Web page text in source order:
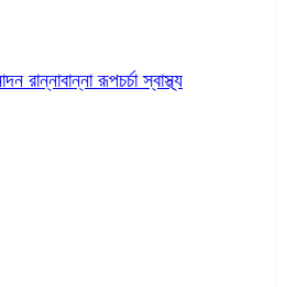
রান্নাবান্নারূপচর্চাস্বাস্থ্য